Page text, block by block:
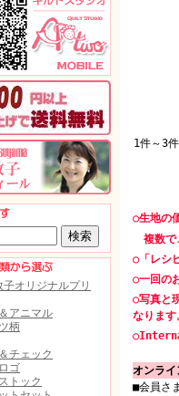
1件～3
○生地の
複数で
○「レシ
○一回の
○写真と
なります
オンライ
■会員さ